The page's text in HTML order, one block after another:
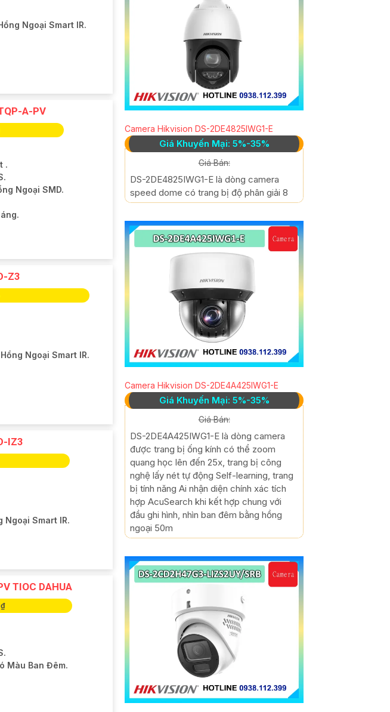
Ngoại Smart IR.
A-PV
.
Ngoại SMD.
Z3
Ngoại Smart IR.
IZ3
Ngoại Smart IR.
TIOC DAHUA
Màu Ban Đêm.
Camera Hikvision DS-2DE4825IWG1-E
Giá Khuyến Mại: 5%-35%
Giá Bán:
DS-2DE4825IWG1-E là dòng camera
speed dome có trang bị độ phân giải 8
Camera Hikvision DS-2DE4A425IWG1-E
Giá Khuyến Mại: 5%-35%
Giá Bán:
DS-2DE4A425IWG1-E là dòng camera
được trang bị ống kính có thể zoom
quang học lên đến 25x, trang bị công
nghệ lấy nét tự động Self-learning, trang
bị tính năng Ai nhận diện chính xác tích
hợp AcuSearch khi kết hợp chung với
đầu ghi hình, nhìn ban đêm bằng hồng
ngoại 50m